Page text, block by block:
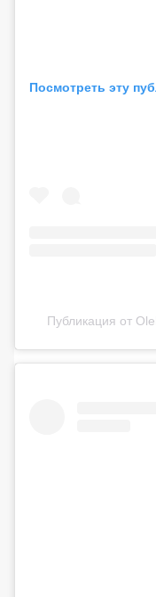
Посмотреть эту
Публикация от